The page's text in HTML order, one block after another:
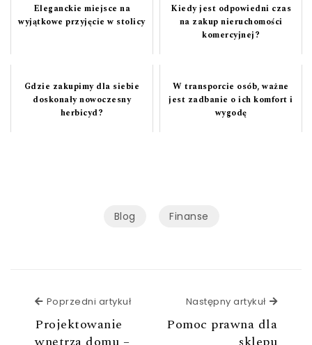
Eleganckie miejsce na
wyjątkowe przyjęcie w stolicy
Kiedy jest odpowiedni czas
na zakup nieruchomości
komercyjnej?
Gdzie zakupimy dla siebie
doskonały nowoczesny
herbicyd?
W transporcie osób, ważne
jest zadbanie o ich komfort i
wygodę
Blog Finanse
Poprzedni artykuł Poprzedni artykuł
Projektowanie
Następny artykuł
Pomoc prawna dla